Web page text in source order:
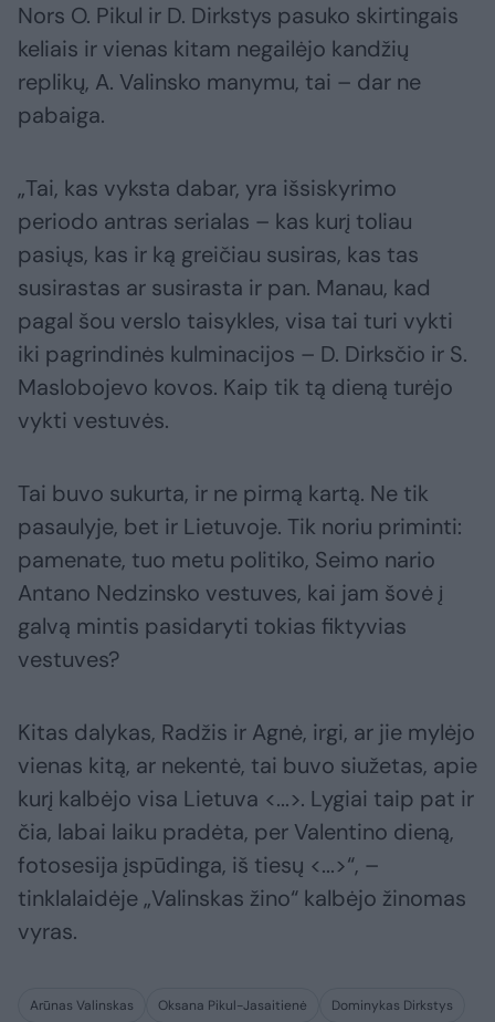
Nors O. Pikul ir D. Dirkstys pasuko skirtingais
keliais ir vienas kitam negailėjo kandžių
replikų, A. Valinsko manymu, tai – dar ne
pabaiga.
„Tai, kas vyksta dabar, yra išsiskyrimo
periodo antras serialas – kas kurį toliau
pasiųs, kas ir ką greičiau susiras, kas tas
susirastas ar susirasta ir pan. Manau, kad
pagal šou verslo taisykles, visa tai turi vykti
iki pagrindinės kulminacijos – D. Dirksčio ir S.
Maslobojevo kovos. Kaip tik tą dieną turėjo
vykti vestuvės.
Tai buvo sukurta, ir ne pirmą kartą. Ne tik
pasaulyje, bet ir Lietuvoje. Tik noriu priminti:
pamenate, tuo metu politiko, Seimo nario
Antano Nedzinsko vestuves, kai jam šovė į
galvą mintis pasidaryti tokias fiktyvias
vestuves?
Kitas dalykas, Radžis ir Agnė, irgi, ar jie mylėjo
vienas kitą, ar nekentė, tai buvo siužetas, apie
kurį kalbėjo visa Lietuva <...>. Lygiai taip pat ir
čia, labai laiku pradėta, per Valentino dieną,
fotosesija įspūdinga, iš tiesų <...>“, –
tinklalaidėje „Valinskas žino“ kalbėjo žinomas
vyras.
Arūnas Valinskas Oksana Pikul-Jasaitienė
Dominykas Dirkstys